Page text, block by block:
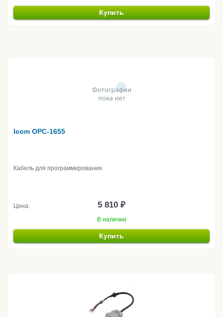
Купить
Icom OPC-1655
Кабель для программирования
Цена: 5 810 ₽
В наличии
Купить